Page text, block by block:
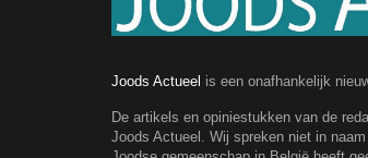
Joods Actueel is een onafhankelijk
De artikels en opiniestukken van de
Joods Actueel. Wij spreken niet in